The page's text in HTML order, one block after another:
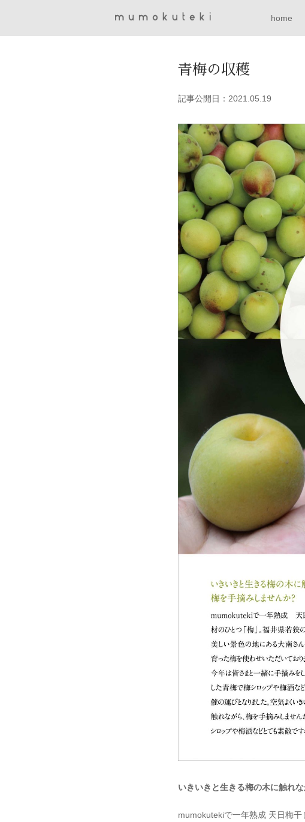
home
青梅の収穫
記事公開日：2021.05.19
いきいきと生きる梅の木に触れ
mumokutekiで一年熟成 天日梅